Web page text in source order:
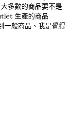
多數的商品要不是
生產的商品
一般商品、我是覺得